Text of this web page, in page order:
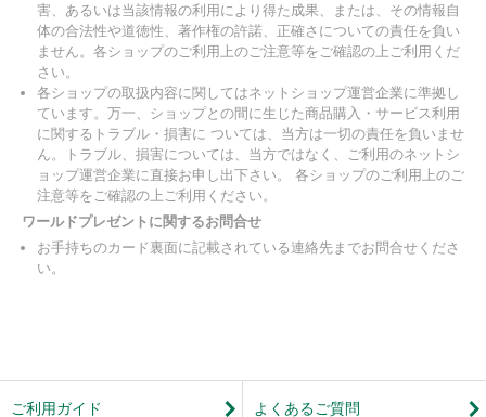
害、あるいは当該情報の利用により得た成果、または、その情報自
体の合法性や道徳性、著作権の許諾、正確さについての責任を負い
ません。各ショップのご利用上のご注意等をご確認の上ご利用くだ
さい。
各ショップの取扱内容に関してはネットショップ運営企業に準拠し
ています。万一、ショップとの間に生じた商品購入・サービス利用
に関するトラブル・損害に ついては、当方は一切の責任を負いませ
ん。トラブル、損害については、当方ではなく、ご利用のネットシ
ョップ運営企業に直接お申し出下さい。 各ショップのご利用上のご
注意等をご確認の上ご利用ください。
ワールドプレゼントに関するお問合せ
お手持ちのカード裏面に記載されている連絡先までお問合せくださ
い。
ご利用ガイド よくあるご質問